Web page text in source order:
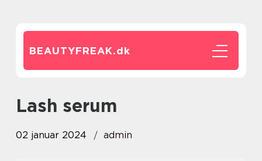
BEAUTYFREAK.dk
lash serum
02 januar 2024 admin